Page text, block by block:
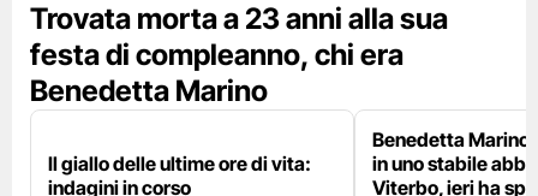
Trovata morta a 23 anni alla sua
festa di compleanno, chi era
Benedetta Marino
Il giallo delle ultime ore di vita:
indagini in corso
Benedetta Marino
in uno stabile
Viterbo, ieri ha